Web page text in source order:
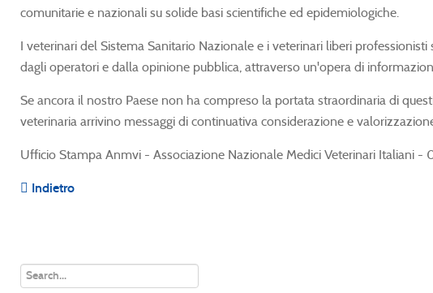
comunitarie e nazionali su solide basi scientifiche ed epidemiologiche.
I veterinari del Sistema Sanitario Nazionale e i veterinari liberi
dagli operatori e dalla opinione pubblica, attraverso un'opera di
Se ancora il nostro Paese non ha compreso la portata straordinaria di
veterinaria arrivino messaggi di continuativa considerazione e
Ufficio Stampa Anmvi - Associazione Nazionale Medici Veterinari Italiani -
Indietro